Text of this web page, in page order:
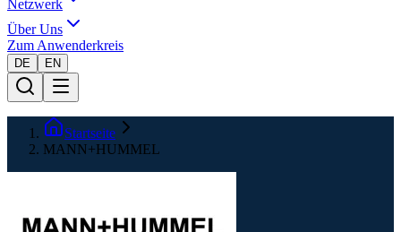
Netzwerk
Über Uns
Zum Anwenderkreis
DE EN
Startseite
MANN+HUMMEL